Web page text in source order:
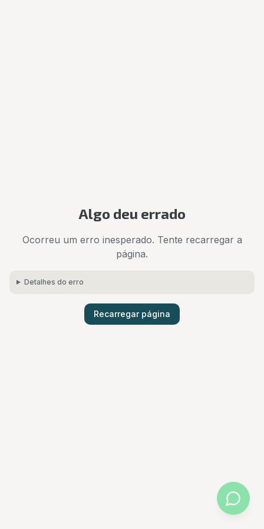
Algo deu errado
Ocorreu um erro inesperado. Tente recarregar a
página.
Detalhes do erro
Recarregar página